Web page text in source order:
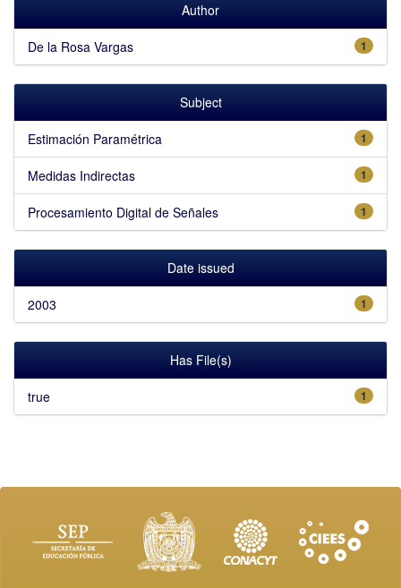
Author
1
De la Rosa Vargas
Subject
1
Estimación Paramétrica
1
Medidas Indirectas
1
Procesamiento Digital de Señales
Date issued
1
2003
Has File(s)
1
true